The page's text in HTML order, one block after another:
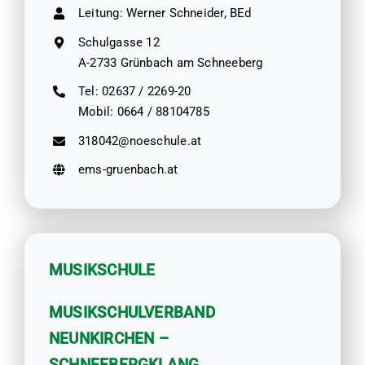
Leitung: Werner Schneider, BEd
Schulgasse 12
A-2733 Grünbach am Schneeberg
Tel:02637 / 2269-20
Mobil: 0664 / 88104785
318042@noeschule.at
ems-gruenbach.at
MUSIKSCHULE
MUSIKSCHULVERBAND
NEUNKIRCHEN –